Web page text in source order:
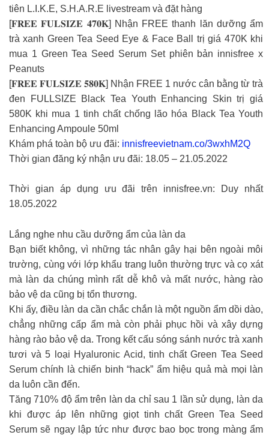
tiên L.I.K.E, S.H.A.R.E livestream và đặt hàng
[𝐅𝐑𝐄𝐄 𝐅𝐔𝐋𝐒𝐈𝐙𝐄 𝟒𝟕𝟎𝐊] Nhận FREE thanh lăn dưỡng ẩm
trà xanh Green Tea Seed Eye & Face Ball trị giá 470K khi
mua 1 Green Tea Seed Serum Set phiên bản innisfree x
Peanuts
[𝐅𝐑𝐄𝐄 𝐅𝐔𝐋𝐒𝐈𝐙𝐄 𝟓𝟖𝟎𝐊] Nhận FREE 1 nước cân bằng từ trà
đen FULLSIZE Black Tea Youth Enhancing Skin trị giá
580K khi mua 1 tinh chất chống lão hóa Black Tea Youth
Enhancing Ampoule 50ml
Khám phá toàn bộ ưu đãi: innisfreevietnam.co/3wxhM2Q
Thời gian đăng ký nhận ưu đãi: 18.05 – 21.05.2022
Thời gian áp dụng ưu đãi trên innisfree.vn: Duy nhất
18.05.2022
Lắng nghe nhu cầu dưỡng ẩm của làn da
Bạn biết không, vì những tác nhân gây hại bên ngoài môi
trường, cùng với lớp khẩu trang luôn thường trực và cọ xát
mà làn da chúng mình rất dễ khô và mất nước, hàng rào
bảo vệ da cũng bị tổn thương.
Khi ấy, điều làn da cần chắc chắn là một nguồn ẩm dồi dào,
chẳng những cấp ẩm mà còn phải phục hồi và xây dựng
hàng rào bảo vệ da. Trong kết cấu sóng sánh nước trà xanh
tươi và 5 loại Hyaluronic Acid, tinh chất Green Tea Seed
Serum chính là chiến binh “hack” ẩm hiệu quả mà mọi làn
da luôn cần đến.
Tăng 710% độ ẩm trên làn da chỉ sau 1 lần sử dụng, làn da
khi được áp lên những giọt tinh chất Green Tea Seed
Serum sẽ ngay lập tức như được bao bọc trong màng ẩm